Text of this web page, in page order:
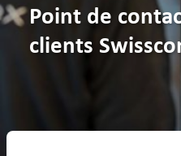
Point de
clients